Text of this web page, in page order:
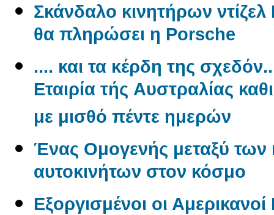
Σκάνδαλο κινητήρων
θα πληρώσει η Porsche
.... και τα κέρδη της
Εταιρία τής Aυστραλίας
με μισθό πέντε ημερών
Ένας Oμογενής μεταξύ
αυτοκινήτων στον κόσμο
Εξοργισμένοι οι